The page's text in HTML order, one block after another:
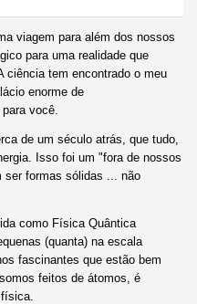
viagem para além dos nossos
para uma realidade que
ciência tem encontrado o meu
enorme de
você.
de um século atrás, que tudo,
Isso foi um "fora de nossos
ser formas sólidas ... não
como Física Quântica
(quanta) na escala
fascinantes que estão bem
feitos de átomos, é